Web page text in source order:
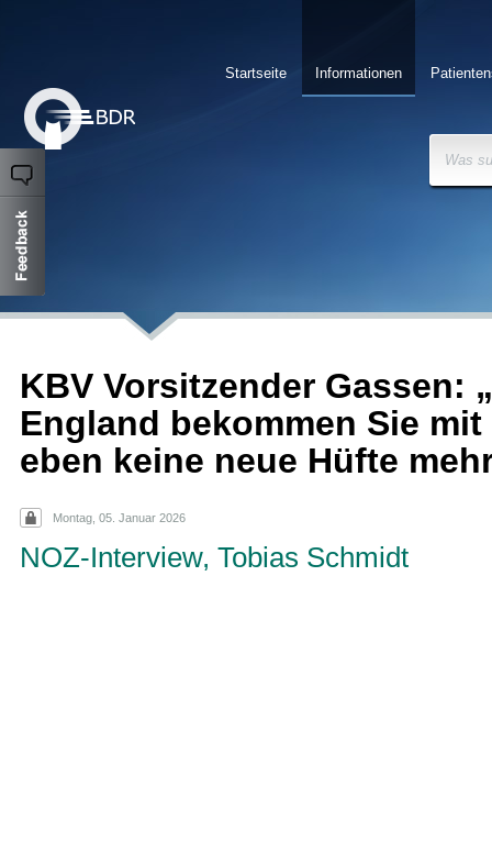
Informationen
Startseite
Was
KBV Vorsitzender Gassen:
England bekommen Sie mit
eben keine neue Hüfte
Montag, 05. Januar 2026
NOZ-Interview, Tobias Schmidt